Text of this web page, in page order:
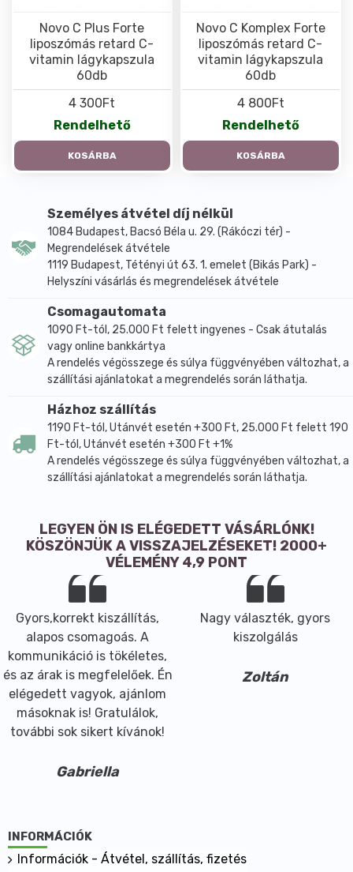
Novo C Plus Forte
liposzómás retard C-
vitamin lágykapszula
60db
4 300Ft
Rendelhető
KOSÁRBA
Novo C Komplex Forte
liposzómás retard C-
vitamin lágykapszula
60db
4 800Ft
Rendelhető
KOSÁRBA
Személyes átvétel díj nélkül
1084 Budapest, Bacsó Béla u. 29. (Rákóczi tér) -
Megrendelések átvétele
1119 Budapest, Tétényi út 63. 1. emelet (Bikás Park) -
Helyszíni vásárlás és megrendelések átvétele
Csomagautomata
1090 Ft-tól, 25.000 Ft felett ingyenes - Csak átutalás
vagy online bankkártya
A rendelés végösszege és súlya függvényében változhat, a
szállítási ajánlatokat a megrendelés során láthatja.
Házhoz szállítás
1190 Ft-tól, Utánvét esetén +300 Ft, 25.000 Ft felett 190
Ft-tól, Utánvét esetén +300 Ft +1%
A rendelés végösszege és súlya függvényében változhat, a
szállítási ajánlatokat a megrendelés során láthatja.
LEGYEN ÖN IS ELÉGEDETT VÁSÁRLÓNK!
KÖSZÖNJÜK A VISSZAJELZÉSEKET! 2000+
VÉLEMÉNY 4,9 PONT
Gyors,korrekt kiszállítás,
alapos csomagoás. A
kommunikáció is tökéletes,
és az árak is megfelelőek. Én
elégedett vagyok, ajánlom
másoknak is! Gratulálok,
további sok sikert kívánok!
Gabriella
Nagy választék, gyors
kiszolgálás
Zoltán
INFORMÁCIÓK
Információk - Átvétel, szállítás, fizetés